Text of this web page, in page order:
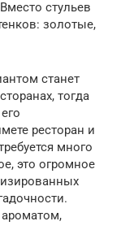
стульев
золотые,
станет
тогда
ресторан и
много
это огромное